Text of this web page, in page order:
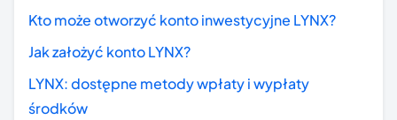
Kto może otworzyć konto inwestycyjne LYNX?
Jak założyć konto LYNX?
LYNX: dostępne metody wpłaty i wypłaty
środków